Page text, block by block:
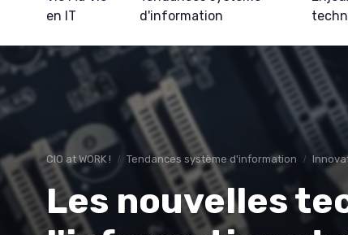
en IT
d'information
CIO at WORK ! Tendances système d'information
Les nouvelles